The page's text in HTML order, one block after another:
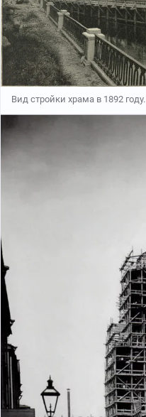
Вид стройки храма в 1892 году.